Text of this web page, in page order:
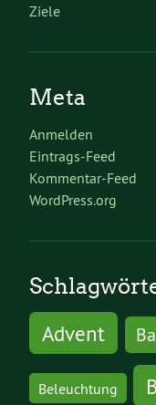
Ziele
Meta
Anmelden
Eintrags-Feed
Kommentar-Feed
WordPress.org
Advent
Beleuchtung